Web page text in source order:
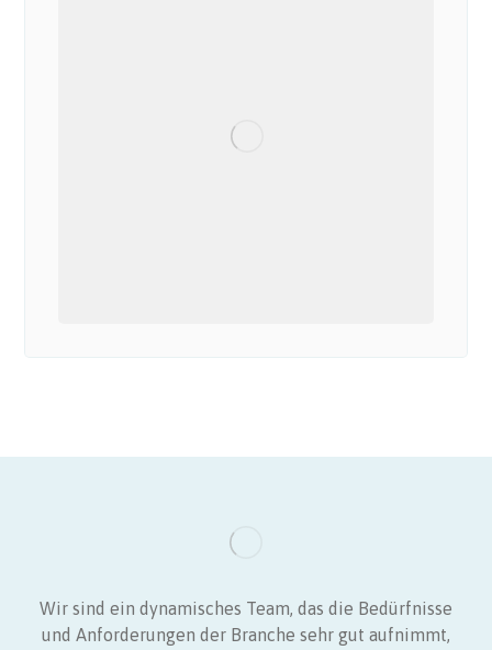
Wir sind ein dynamisches Team, das die Bedürfnisse
und Anforderungen der Branche sehr gut aufnimmt,